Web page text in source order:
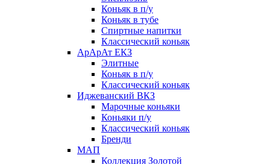
Коньяк в п/у
Коньяк в тубе
Спиртные напитки
Классический коньяк
АрАрАт ЕКЗ
Элитные
Коньяк в п/у
Классический коньяк
Иджеванский ВКЗ
Марочные коньяки
Коньяки п/у
Классический коньяк
Бренди
МАП
Коллекция Золотой